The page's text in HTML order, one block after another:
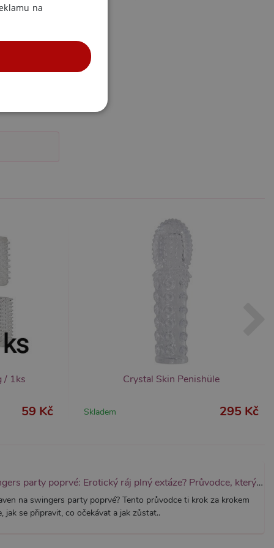
/ 1ks
59 Kč
Crystal Skin Penishüle
Skladem 295 Kč
Swingers party poprvé: Erotický ráj plný extáze? Průvodce, který ti otevře dveře!
na swingers party poprvé? Tento průvodce ti krok za krokem
jak se připravit, co očekávat a jak zůstat..
na
zapamatování
aby banner cookie
značek Google k
lze jej považovat za
po aktualizaci
z těchto funkcí
(_GRECAPTCHA)
každého požadavku na
pro analytické přehledy